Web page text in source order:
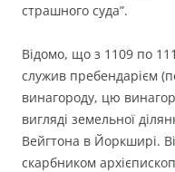
страшного суда”.
Відомо, що з 1109 по
служив пребендарієм
винагороду, цю
вигляді земельної
Вейгтона в Йоркширі.
скарбником